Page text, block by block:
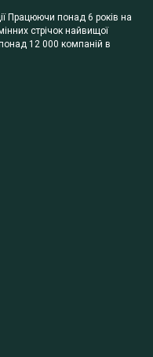
Працюючи понад 6 років на
стрічок найвищої
12 000 компаній в